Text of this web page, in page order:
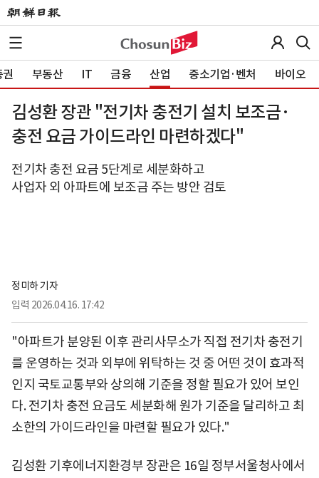
부동산 IT 금융 산업 중소기업·벤처 바이오
김성환 장관 "전기차 충전기 설치 보조금·
충전 요금 가이드라인 마련하겠다"
전기차 충전 요금 5단계로 세분화하고
사업자 외 아파트에 보조금 주는 방안 검토
정미하 기자
입력 2026.04.16. 17:42
"아파트가 분양된 이후 관리사무소가 직접 전기차 충전기
를 운영하는 것과 외부에 위탁하는 것 중 어떤 것이 효과적
인지 국토교통부와 상의해 기준을 정할 필요가 있어 보인
다. 전기차 충전 요금도 세분화해 원가 기준을 달리하고 최
소한의 가이드라인을 마련할 필요가 있다."
김성환 기후에너지환경부 장관은 16일 정부서울청사에서